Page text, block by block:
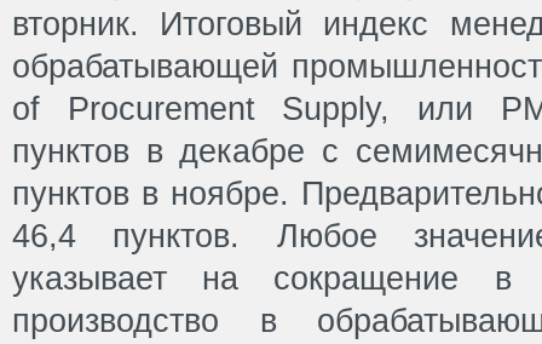
вторник. Итоговый индекс
обрабатывающей
of Procurement Supply, или
пунктов в декабре с
пунктов в ноябре.
46,4 пунктов. Любое
указывает на сокращение в
производство в